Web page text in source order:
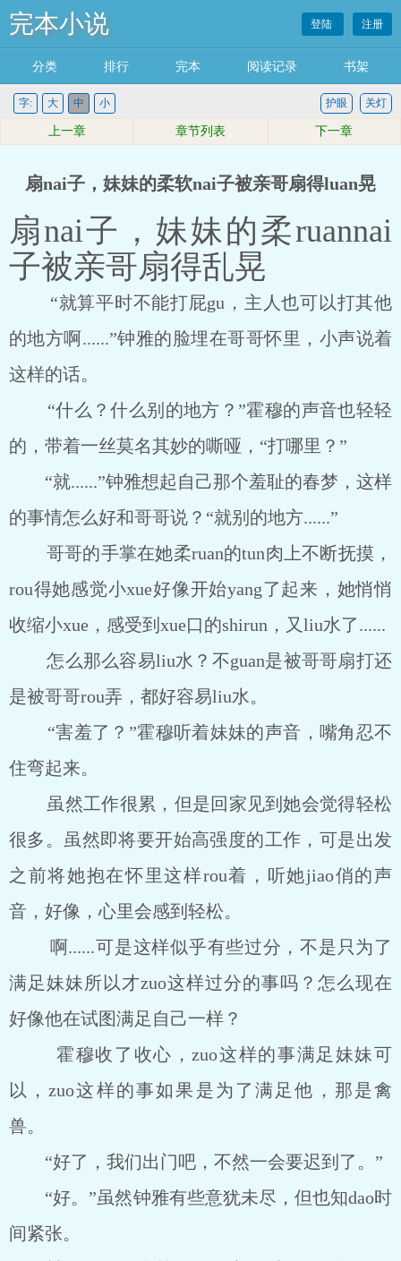
完本小说 登陆 注册
分类 排行 完本 阅读记录 书架
字: 大 中 小 关灯
护眼
上一章 章节列表 下一章
扇nai子，妹妹的柔软nai子被亲哥扇得luan晃
扇nai子，妹妹的柔ruannai
子被亲哥扇得乱晃
“就算平时不能打屁gu，主人也可以打其他
的地方啊......”钟雅的脸埋在哥哥怀里，小声说着
这样的话。
“什么？什么别的地方？”霍穆的声音也轻轻
的，带着一丝莫名其妙的嘶哑，“打哪里？”
“就......”钟雅想起自己那个羞耻的春梦，这样
的事情怎么好和哥哥说？“就别的地方......”
哥哥的手掌在她柔ruan的tun肉上不断抚摸，
rou得她感觉小xue好像开始yang了起来，她悄悄
收缩小xue，感受到xue口的shirun，又liu水了......
怎么那么容易liu水？不guan是被哥哥扇打还
是被哥哥rou弄，都好容易liu水。
“害羞了？”霍穆听着妹妹的声音，嘴角忍不
住弯起来。
虽然工作很累，但是回家见到她会觉得轻松
很多。虽然即将要开始高强度的工作，可是出发
之前将她抱在怀里这样rou着，听她jiao俏的声
音，好像，心里会感到轻松。
啊......可是这样似乎有些过分，不是只为了
满足妹妹所以才zuo这样过分的事吗？怎么现在
好像他在试图满足自己一样？
霍穆收了收心，zuo这样的事满足妹妹可
以，zuo这样的事如果是为了满足他，那是禽
兽。
“好了，我们出门吧，不然一会要迟到了。”
“好。”虽然钟雅有些意犹未尽，但也知dao时
间紧张。